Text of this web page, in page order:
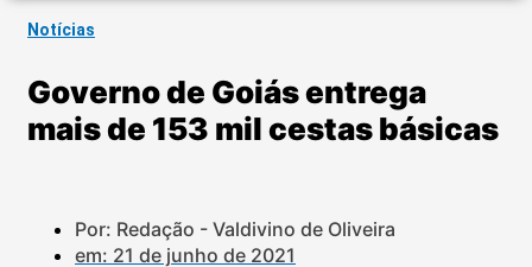
Notícias
Governo de Goiás entrega
mais de 153 mil cestas básicas
Por: Redação - Valdivino de Oliveira
em: 21 de junho de 2021